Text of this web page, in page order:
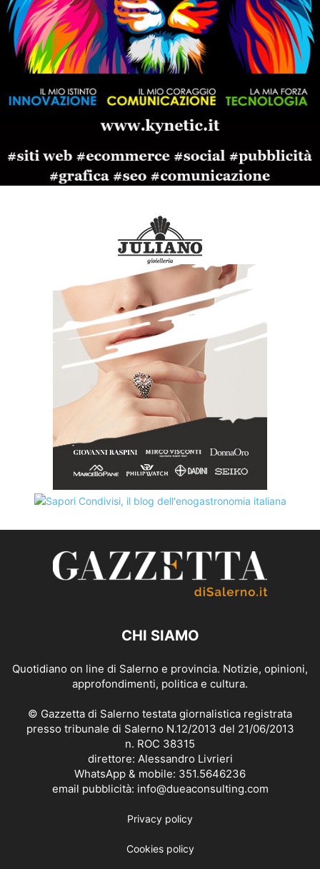
CHI SIAMO
Quotidiano on line di Salerno e provincia. Notizie, opinioni,
approfondimenti, politica e cultura.
© Gazzetta di Salerno testata giornalistica registrata
presso tribunale di Salerno N.12/2013 del 21/06/2013
n. ROC 38315
direttore: Alessandro Livrieri
WhatsApp & mobile: 351.5646236
email pubblicità: info@dueaconsulting.com
Privacy policy
Cookies policy